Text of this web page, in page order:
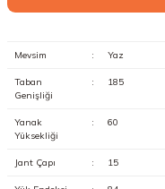
Mevsim : Yaz
Taban
Genişliği
: 185
Yanak
Yüksekliği
: 60
Jant Çapı : 15